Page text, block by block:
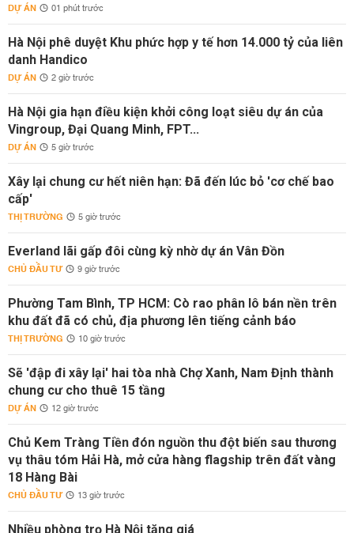
DỰ ÁN 01 phút trước
Hà Nội phê duyệt Khu phức hợp y tế hơn 14.000 tỷ của liên
danh Handico
DỰ ÁN 2 giờ trước
Hà Nội gia hạn điều kiện khởi công loạt siêu dự án của
Vingroup, Đại Quang Minh, FPT...
DỰ ÁN 5 giờ trước
Xây lại chung cư hết niên hạn: Đã đến lúc bỏ 'cơ chế bao
cấp'
THỊ TRƯỜNG 5 giờ trước
Everland lãi gấp đôi cùng kỳ nhờ dự án Vân Đồn
CHỦ ĐẦU TƯ 9 giờ trước
Phường Tam Bình, TP HCM: Cò rao phân lô bán nền trên
khu đất đã có chủ, địa phương lên tiếng cảnh báo
THỊ TRƯỜNG 10 giờ trước
Sẽ 'đập đi xây lại' hai tòa nhà Chợ Xanh, Nam Định thành
chung cư cho thuê 15 tầng
DỰ ÁN 12 giờ trước
Chủ Kem Tràng Tiền đón nguồn thu đột biến sau thương
vụ thâu tóm Hải Hà, mở cửa hàng flagship trên đất vàng
18 Hàng Bài
CHỦ ĐẦU TƯ 13 giờ trước
Nhiều phòng trọ Hà Nội tăng giá